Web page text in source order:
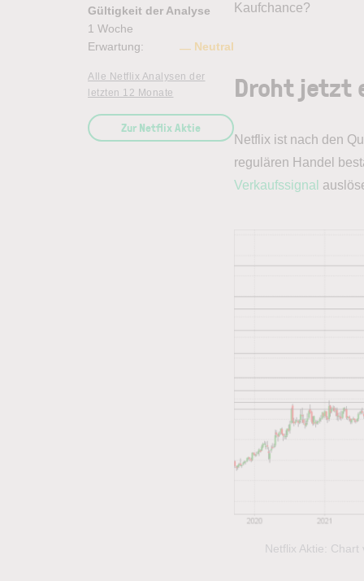
Gültigkeit der Analyse
1 Woche
Erwartung:
Neutral
Alle Netflix Analysen der
letzten 12 Monate
Zur Netflix Aktie
Kaufchance?
Droht jetzt
Netflix ist nach den
regulären Handel
Verkaufssignal
Netflix Aktie: Chart